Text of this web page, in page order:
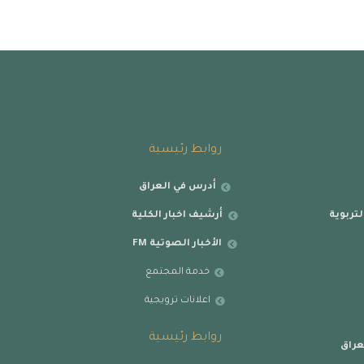
روابط رئيسية
أدرس في العراق
أرشيف اخبار الكلية
الأخبار الصوتية FM
خدمة المجتمع
اعلانات ترويجية
روابط رئيسية